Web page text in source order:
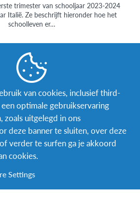
trimester van schooljaar 2023-2024
Italië. Ze beschrijft hieronder hoe het
schoolleven er…
FacebookInstagramMessenger
het buitenland
Word gastgezin
bij AFS
van cookies, inclusief third-
optimale gebruikservaring
zoals uitgelegd in ons
deze banner te sluiten, over deze
verder te surfen ga je akkoord
cookies.
Settings